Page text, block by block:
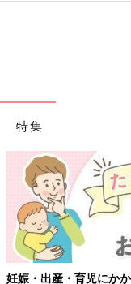
特集
妊娠・出産・育児にか